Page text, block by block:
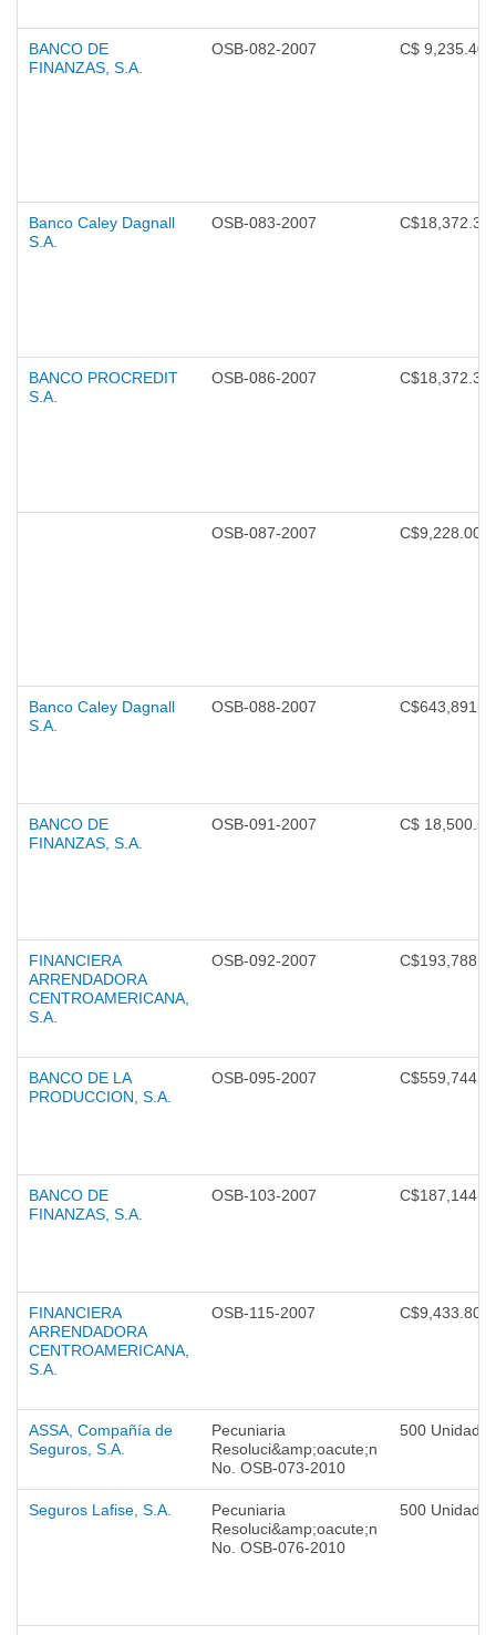
BANCO DE
FINANZAS, S.A.
OSB-082-2007 C$ 9,235.40
Banco Caley Dagnall
S.A.
OSB-083-2007 C$18,372.30
BANCO PROCREDIT
S.A.
OSB-086-2007 C$18,372.30
OSB-087-2007 C$9,228.00
Banco Caley Dagnall
S.A.
OSB-088-2007
BANCO DE
FINANZAS, S.A.
OSB-091-2007 C$ 18,500.50
FINANCIERA
ARRENDADORA
CENTROAMERICANA,
S.A.
OSB-092-2007
BANCO DE LA
PRODUCCION, S.A.
OSB-095-2007
BANCO DE
FINANZAS, S.A.
OSB-103-2007
FINANCIERA
ARRENDADORA
CENTROAMERICANA,
S.A.
OSB-115-2007 C$9,433.80
ASSA, Compañía de
Seguros, S.A.
Pecuniaria
Resoluci&amp;oacute;n
No. OSB-073-2010
500 Unidades
Seguros Lafise, S.A.
Pecuniaria
Resoluci&amp;oacute;n
No. OSB-076-2010
500 Unidades